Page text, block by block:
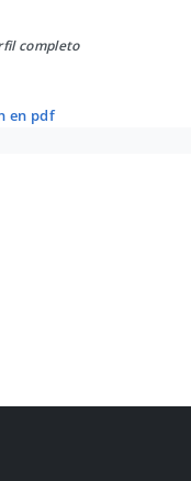
completo
en pdf